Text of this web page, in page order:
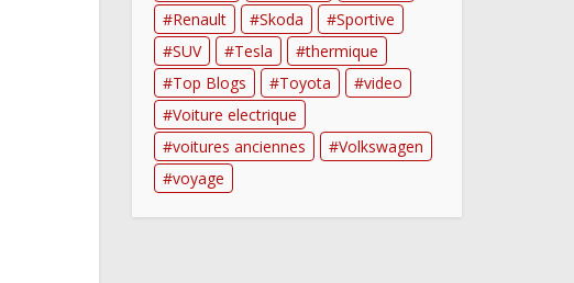
Renault
Skoda
Sportive
SUV
Tesla
thermique
Top Blogs
Toyota
video
Voiture electrique
voitures anciennes
Volkswagen
voyage